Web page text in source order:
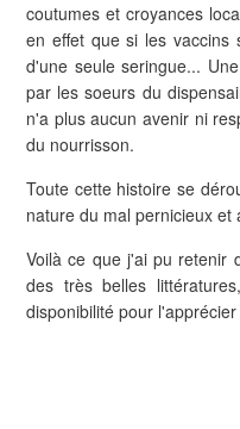
coutumes et croyances
en effet que si les vaccins
d'une seule seringue...
par les soeurs du
n'a plus aucun avenir ni
du nourrisson.
Toute cette histoire se
nature du mal pernicieux
Voilà ce que j'ai pu retenir
des très belles
disponibilité pour